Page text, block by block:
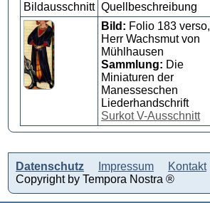
Bildausschnitt Quellbeschreibung
Bild: Folio 183 verso,
Herr Wachsmut von
Mühlhausen
Sammlung: Die
Miniaturen der
Manesseschen
Liederhandschrift
Surkot V-Ausschnitt
Datenschutz Impressum Kontakt
Copyright by Tempora Nostra ®